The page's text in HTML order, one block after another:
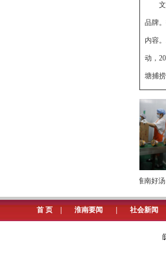
品牌
内容
动，
塘捕
户”“
缮、
展助
增光
学义乌经验 熬淮南好汤
首 页 淮南要闻 社会新闻